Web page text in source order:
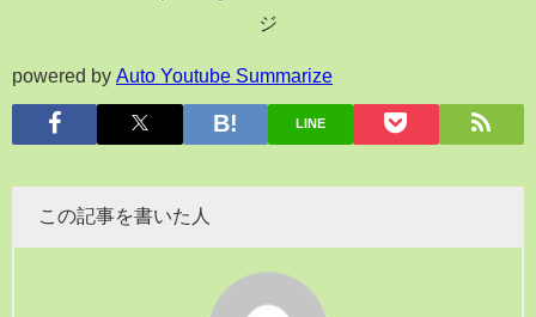
ジ
powered by Auto Youtube Summarize
LINE
この記事を書いた人